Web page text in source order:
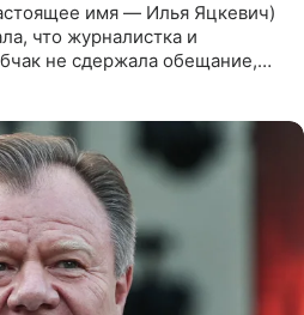
имя — Илья Яцкевич)
что журналистка и
не сдержала обещание,